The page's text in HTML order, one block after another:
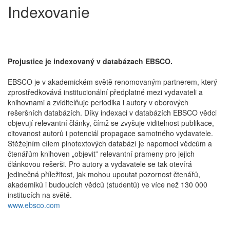
Indexovanie
Projustice je indexovaný v databázach EBSCO.
EBSCO je v akademickém světě renomovaným partnerem, který
zprostředkovává institucionální předplatné mezi vydavateli a
knihovnami a zviditelňuje periodika i autory v oborových
rešeršních databázích. Díky indexaci v databázích EBSCO vědci
objevují relevantní články, čímž se zvyšuje viditelnost publikace,
citovanost autorů i potenciál propagace samotného vydavatele.
Stěžejním cílem plnotextových databází je napomoci vědcům a
čtenářům knihoven „objevit” relevantní prameny pro jejich
článkovou rešerši. Pro autory a vydavatele se tak otevírá
jedinečná příležitost, jak mohou upoutat pozornost čtenářů,
akademiků i budoucích vědců (studentů) ve více než 130 000
institucích na světě.
www.ebsco.com